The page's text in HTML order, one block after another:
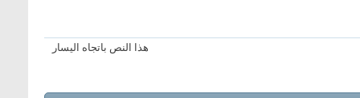
هذا النص باتجاه اليسار